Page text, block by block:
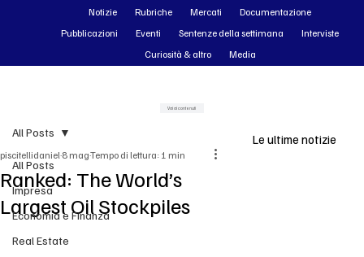
All Posts
Impresa
Economia e Finanza
Real Estate
All Posts
Ranked: The World’s
Largest Oil Stockpiles
piscitellidaniel 8 magTempo di lettura: 1 min
Le ultime notizie
Notizie Rubriche Mercati
Documentazione
Pubblicazioni
Eventi Sentenze della settimana
Interviste
Curiosità & altro
Media
Vai ai contenuti